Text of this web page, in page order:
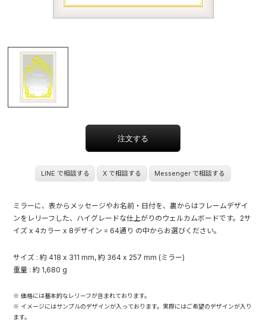
LINE で相談する X で相談する Messenger で相談する
ミラーに、表からメッセージやお名前・日付を、裏からはフレームデザイ
ンをレリーフした、ハイグレードな仕上がりのウェルカムボードです。2サ
イズ x 4カラー x 8デザイン = 64通り の中からお選びください。
サイズ : 約 418 x 311 mm, 約 364 x 257 mm (ミラー)
重量 : 約 1,680 g
※ 価格には基本的なレリーフが含まれております。
※ イメージにはサンプルのデザインが入っております。実際にはご希望のデザインが入り
ます。